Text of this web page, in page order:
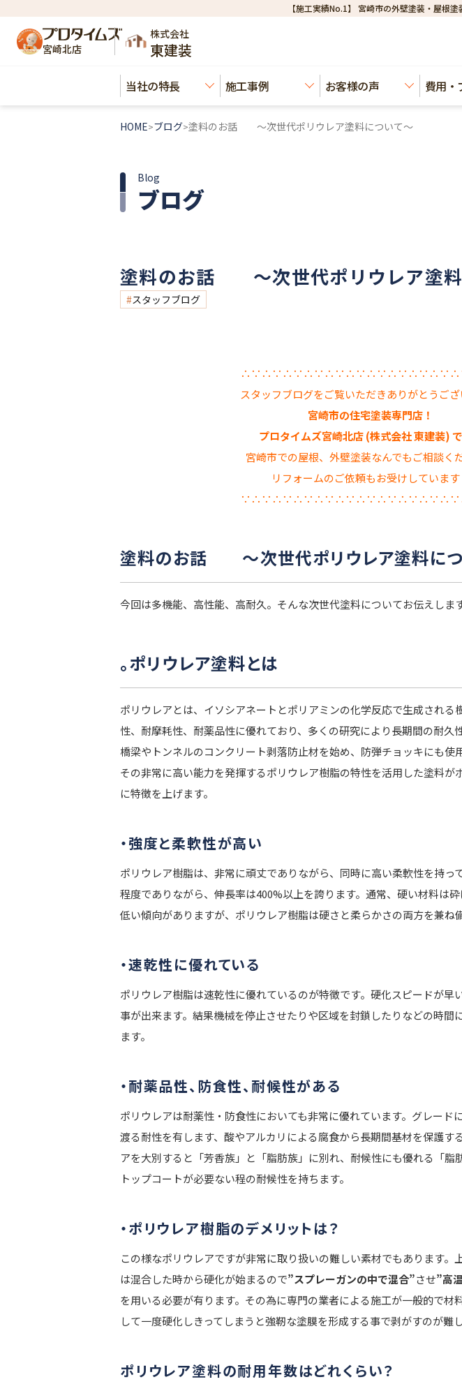
【施工実績No.1】 宮崎市の外壁塗装・屋根
宮崎北店
株式会社
東建装
当社の特長 施工事例 お客様の声 費用・
HOME>ブログ>塗料のお話 ～次世代ポリウレア塗料について～
ブログ
Blog
塗料のお話 ～次世代ポリウレア塗料
スタッフブログ
スタッフブログをご覧いただきありがとうござ
宮崎市の住宅塗装専門店！
プロタイムズ宮崎北店 (株式会社 東建装) で
宮崎市での屋根、外壁塗装なんでもご相談く
リフォームのご依頼もお受けしています
塗料のお話 ～次世代ポリウレア塗料につ
今回は多機能、高性能、高耐久。そんな次世代塗料についてお伝えします
。ポリウレア塗料とは
ポリウレアとは、イソシアネートとポリアミンの化学反応で生成される
性、耐摩耗性、耐薬品性に優れており、多くの研究により長期間の耐久
橋梁やトンネルのコンクリート剥落防止材を始め、防弾チョッキにも使
その非常に高い能力を発揮するポリウレア樹脂の特性を活用した塗料が
に特徴を上げます。
・強度と柔軟性が高い
ポリウレア樹脂は、非常に頑丈でありながら、同時に高い柔軟性を持っ
程度でありながら、伸長率は400%以上を誇ります。通常、硬い材料は
低い傾向がありますが、ポリウレア樹脂は硬さと柔らかさの両方を兼ね
・速乾性に優れている
ポリウレア樹脂は速乾性に優れているのが特徴です。硬化スピードが早
事が出来ます。結果機械を停止させたりや区域を封鎖したりなどの時間
ます。
・耐薬品性、防食性、耐候性がある
ポリウレアは耐薬性・防食性においても非常に優れています。グレード
渡る耐性を有します、酸やアルカリによる腐食から長期間基材を保護す
アを大別すると「芳香族」と「脂肪族」に別れ、耐候性にも優れる「脂
トップコートが必要ない程の耐候性を持ちます。
・ポリウレア樹脂のデメリットは？
この様なポリウレアですが非常に取り扱いの難しい素材でもあります。
は混合した時から硬化が始まるので”スプレーガンの中で混合”させ”高
を用いる必要が有ります。その為に専門の業者による施工が一般的で材
して一度硬化しきってしまうと強靭な塗膜を形成する事で剥がすのが難
ポリウレア塗料の耐用年数はどれくらい？